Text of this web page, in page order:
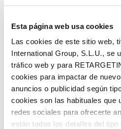
Esta página web usa cookies
Las cookies de este sitio web,
International Group, S.L.U., se
tráfico web y para
cookies para impactar de
anuncios o publicidad según
cookies son las habituales que
redes sociales para ofrecerte
están todos los detalles del